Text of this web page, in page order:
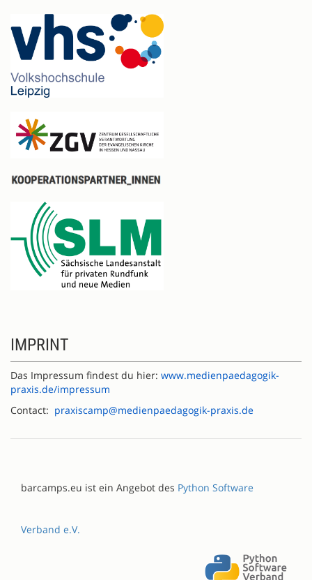
IMPRINT
Das Impressum findest du hier: www.medienpaedagogik-
praxis.de/impressum
Contact: praxiscamp@medienpaedagogik-praxis.de
barcamps.eu ist ein Angebot des Python Software
Verband e.V.